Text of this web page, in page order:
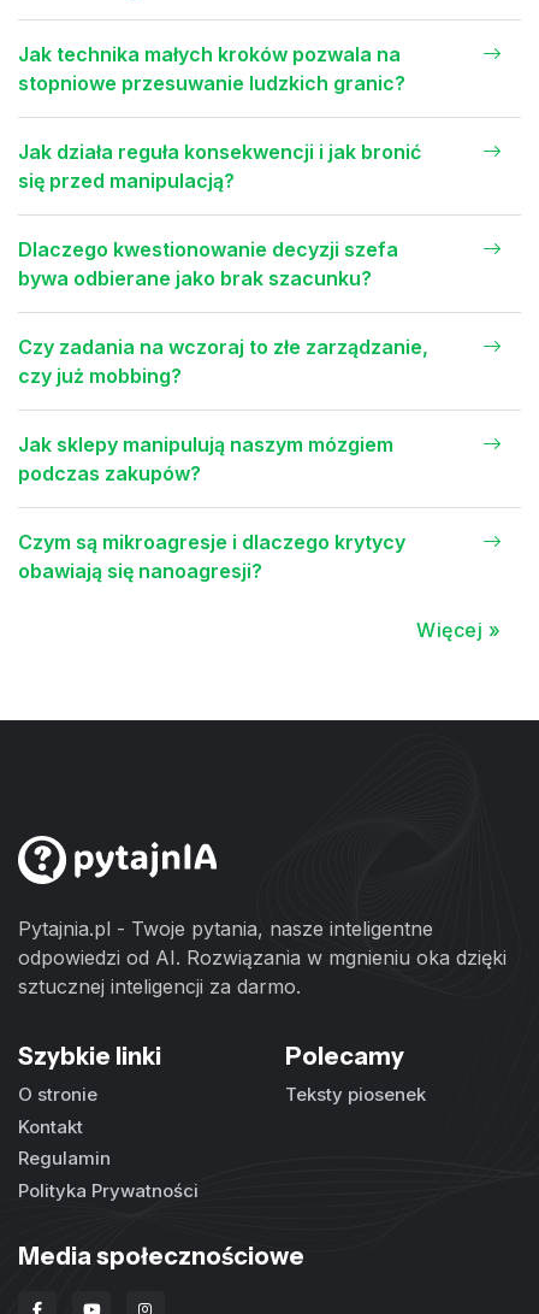
Jak technika małych kroków pozwala na
stopniowe przesuwanie ludzkich granic?
Jak działa reguła konsekwencji i jak bronić
się przed manipulacją?
Dlaczego kwestionowanie decyzji szefa
bywa odbierane jako brak szacunku?
Czy zadania na wczoraj to złe zarządzanie,
czy już mobbing?
Jak sklepy manipulują naszym mózgiem
podczas zakupów?
Czym są mikroagresje i dlaczego krytycy
obawiają się nanoagresji?
Więcej »
Pytajnia.pl - Twoje pytania, nasze inteligentne
odpowiedzi od AI. Rozwiązania w mgnieniu oka dzięki
sztucznej inteligencji za darmo.
Szybkie linki
O stronie
Kontakt
Regulamin
Polityka Prywatności
Polecamy
Teksty piosenek
Media społecznościowe